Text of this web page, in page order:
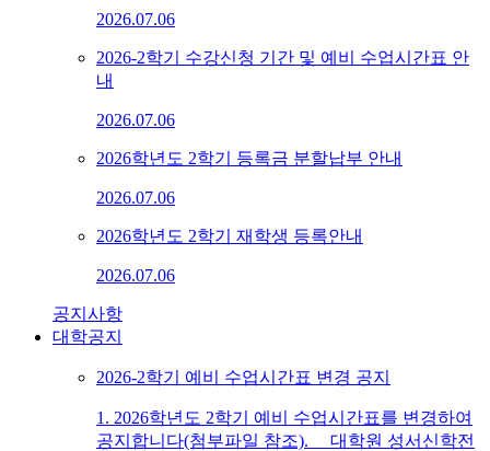
2026.07.06
2026-2학기 수강신청 기간 및 예비 수업시간표 안
내
2026.07.06
2026학년도 2학기 등록금 분할납부 안내
2026.07.06
2026학년도 2학기 재학생 등록안내
2026.07.06
공지사항
대학공지
2026-2학기 예비 수업시간표 변경 공지
1. 2026학년도 2학기 예비 수업시간표를 변경하여
공지합니다(첨부파일 참조). 대학원 성서신학전